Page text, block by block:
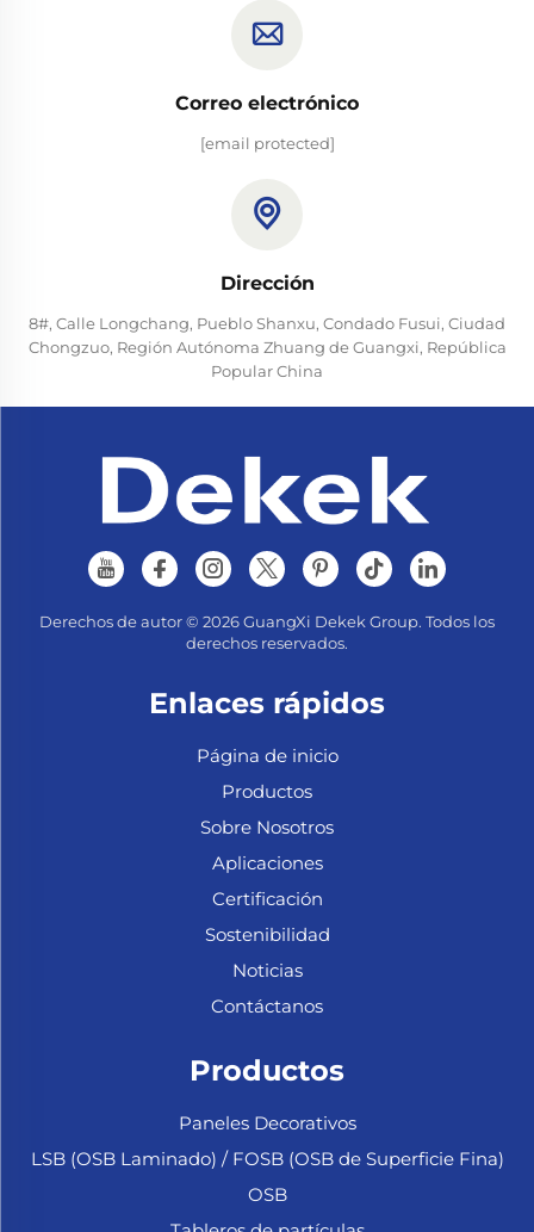
Correo electrónico
[email protected]
Dirección
8#, Calle Longchang, Pueblo Shanxu, Condado Fusui, Ciudad
Chongzuo, Región Autónoma Zhuang de Guangxi, República
Popular China
Derechos de autor © 2026 GuangXi Dekek Group. Todos los
derechos reservados.
Enlaces rápidos
Página de inicio
Productos
Sobre Nosotros
Aplicaciones
Certificación
Sostenibilidad
Noticias
Contáctanos
Productos
Paneles Decorativos
LSB (OSB Laminado) / FOSB (OSB de Superficie Fina)
OSB